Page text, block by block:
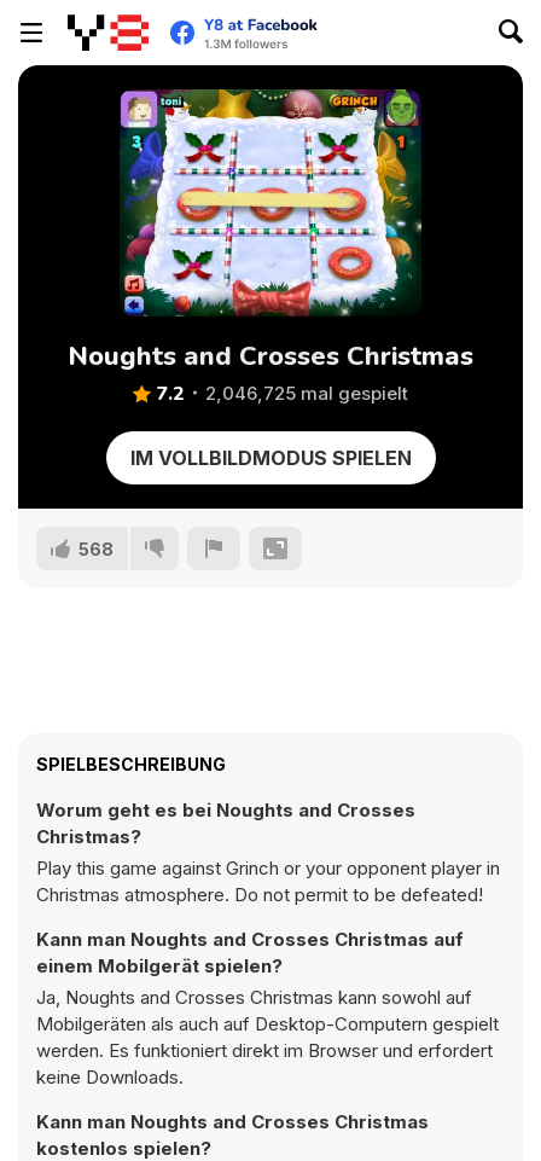
Noughts and Crosses Christmas
7.2 2,046,725 mal gespielt
IM VOLLBILDMODUS SPIELEN
568
SPIELBESCHREIBUNG
Worum geht es bei Noughts and Crosses
Christmas?
Play this game against Grinch or your opponent player in
Christmas atmosphere. Do not permit to be defeated!
Kann man Noughts and Crosses Christmas auf
einem Mobilgerät spielen?
Ja, Noughts and Crosses Christmas kann sowohl auf
Mobilgeräten als auch auf Desktop-Computern gespielt
werden. Es funktioniert direkt im Browser und erfordert
keine Downloads.
Kann man Noughts and Crosses Christmas
kostenlos spielen?